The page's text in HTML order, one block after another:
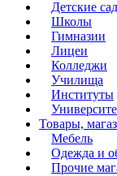
Детские
Школы
Гимназии
Лицеи
Колледжи
Училища
Институты
Товары,
Мебель
Одежда и
Прочие